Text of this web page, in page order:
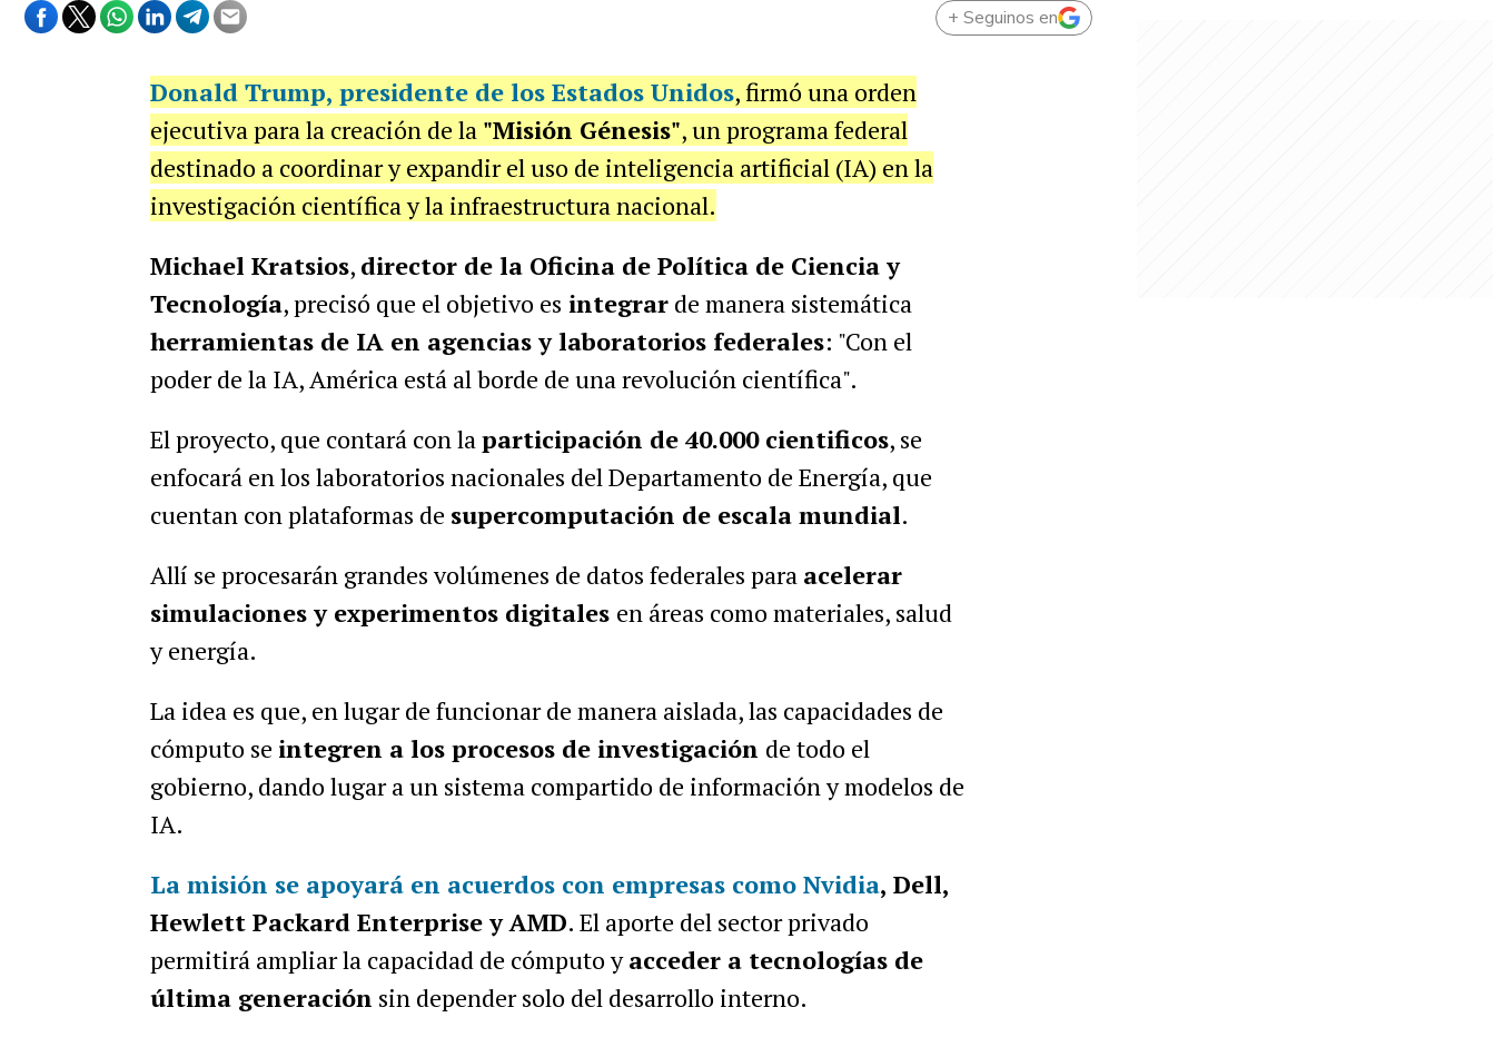
+ Seguinos en
Donald Trump, presidente de los Estados Unidos, firmó una orden
ejecutiva para la creación de la "Misión Génesis", un programa federal
destinado a coordinar y expandir el uso de inteligencia artificial (IA) en la
investigación científica y la infraestructura nacional.
Michael Kratsios, director de la Oficina de Política de Ciencia y
Tecnología, precisó que el objetivo es integrarde manera sistemática
herramientas de IA en agencias y laboratorios federales: "Con el
poder de la IA, América está al borde de una revolución científica".
El proyecto, que contará con laparticipación de 40.000 cientificos, se
enfocará en los laboratorios nacionales del Departamento de Energía, que
cuentan con plataformas de supercomputación de escala mundial.
Allí se procesarán grandes volúmenes de datos federales para acelerar
simulaciones y experimentos digitales en áreas como materiales, salud
y energía.
La idea es que, en lugar de funcionar de manera aislada, las capacidades de
cómputo se integren a los procesos de investigación de todo el
gobierno, dando lugar a un sistema compartido de información y modelos de
IA.
La misión se apoyará en acuerdos con empresas como Nvidia, Dell,
Hewlett Packard Enterprise y AMD. El aporte del sector privado
permitirá ampliar la capacidad de cómputo yacceder a tecnologías de
última generación sin depender solo del desarrollo interno.